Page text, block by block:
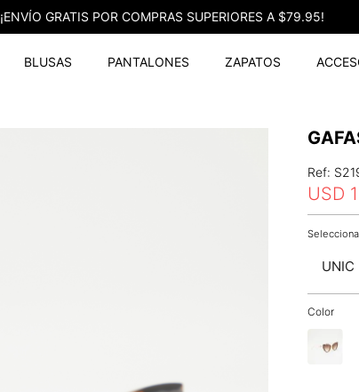
¡ENVÍO GRATIS POR COMPRAS SUPERIORES A $79.95!
BLUSAS PANTALONES ZAPATOS
Ref:
USD
UNIC
Color